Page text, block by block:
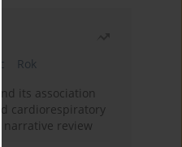
Rok
its association
cardiorespiratory
narrative review